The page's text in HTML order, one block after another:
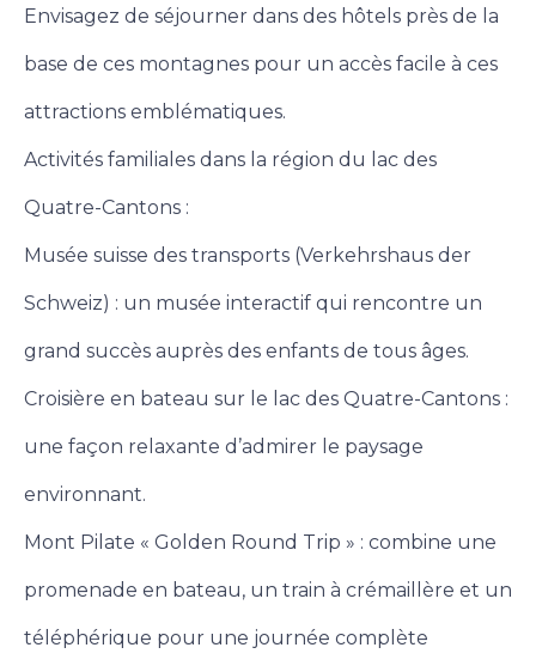
Envisagez de séjourner dans des hôtels près de la
base de ces montagnes pour un accès facile à ces
attractions emblématiques.
Activités familiales dans la région du lac des
Quatre-Cantons :
Musée suisse des transports (Verkehrshaus der
Schweiz) : un musée interactif qui rencontre un
grand succès auprès des enfants de tous âges.
Croisière en bateau sur le lac des Quatre-Cantons :
une façon relaxante d’admirer le paysage
environnant.
Mont Pilate « Golden Round Trip » : combine une
promenade en bateau, un train à crémaillère et un
téléphérique pour une journée complète